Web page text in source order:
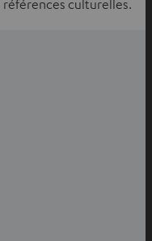
références culturelles.